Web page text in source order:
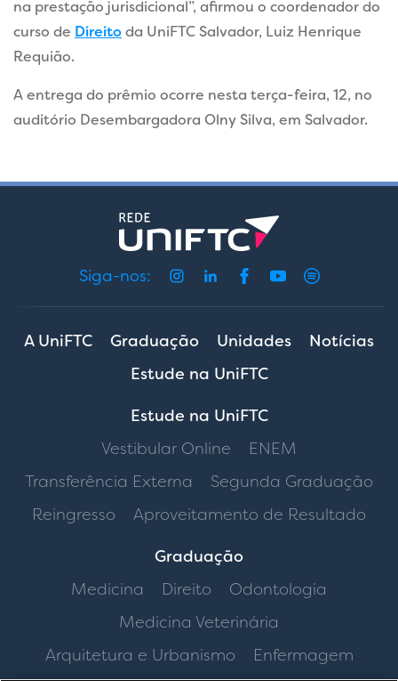
na prestação jurisdicional”, afirmou o coordenador do
curso de Direitoda UniFTC Salvador, Luiz Henrique
Requião.
A entrega do prêmio ocorre nesta terça-feira, 12, no
auditório Desembargadora Olny Silva, em Salvador.
Siga-nos:
A UniFTC Graduação Unidades
Notícias
Estude na UniFTC
Estude na UniFTC
Vestibular Online
ENEM
Transferência Externa
Segunda Graduação
Reingresso
Aproveitamento de Resultado
Graduação
Medicina
Direito
Odontologia
Medicina Veterinária
Arquitetura e Urbanismo
Enfermagem